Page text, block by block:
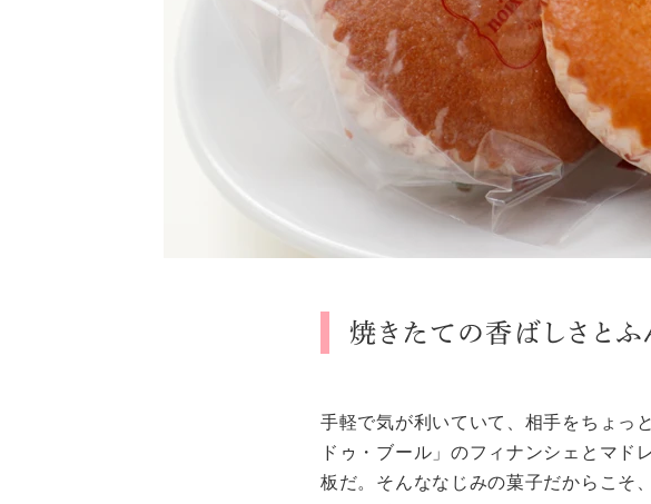
焼きたての香ばしさと
手軽で気が利いていて、相手をちょっ
ドゥ・ブール」のフィナンシェとマド
板だ。そんななじみの菓子だからこそ